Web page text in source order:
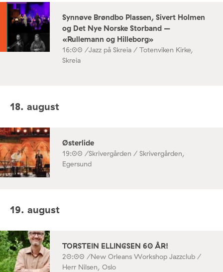
Synnøve Brøndbo Plassen, Sivert Holmen
og Det Nye Norske Storband –
«Rullemann og Hilleborg»
16:00 /Jazz på Skreia / Totenviken Kirke,
Skreia
18. august
Østerlide
19:00 /Skrivergården / Skrivergården,
Egersund
19. august
TORSTEIN ELLINGSEN 60 ÅR!
20:00 /New Orleans Workshop Jazzclub /
Herr Nilsen, Oslo